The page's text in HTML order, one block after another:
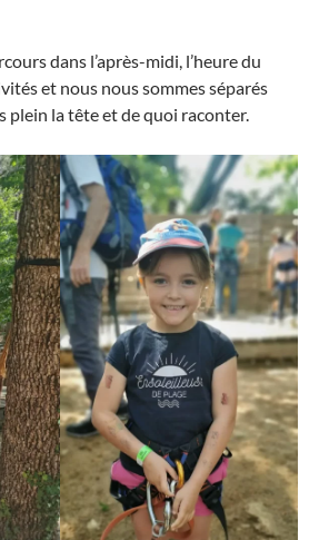
dans l’après-midi, l’heure du
et nous nous sommes séparés
plein la tête et de quoi raconter.